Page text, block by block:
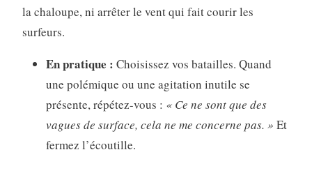
la chaloupe, ni arrêter le vent qui fait courir les
surfeurs.
En pratique : Choisissez vos batailles. Quand
une polémique ou une agitation inutile se
présente, répétez-vous : « Ce ne sont que des
vagues de surface, cela ne me concerne pas. » Et
fermez l’écoutille.